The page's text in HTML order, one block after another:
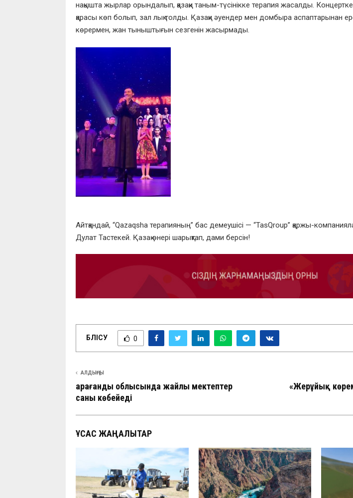
нақышта жырлар орындалып, қазақи таным-түсінікке терапия жасалды. Концертке
қарасы көп болып, зал лық толды. Қазақи әуендер мен домбыра аспаптарынан
көрермен, жан тыныштығын сезгенін жасырмады.
Айтқандай, “Qazaqsha терапияның” бас демеушісі — “TasQroup” қаржы-
Дулат Тастекей. Қазақ өнері шарықтап, дами берсін!
БӨЛІСУ 0
АЛДЫҢҒЫ
Қарағанды облысында жайлы мектептер
саны көбейеді
«Жерұйық
ҰҚСАС ЖАҢАЛЫҚТАР